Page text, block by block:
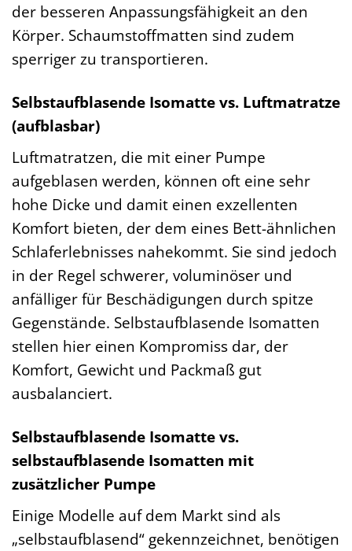
der besseren Anpassungsfähigkeit an den
Körper. Schaumstoffmatten sind zudem
sperriger zu transportieren.
Selbstaufblasende Isomatte vs. Luftmatratze
(aufblasbar)
Luftmatratzen, die mit einer Pumpe
aufgeblasen werden, können oft eine sehr
hohe Dicke und damit einen exzellenten
Komfort bieten, der dem eines Bett-ähnlichen
Schlaferlebnisses nahekommt. Sie sind jedoch
in der Regel schwerer, voluminöser und
anfälliger für Beschädigungen durch spitze
Gegenstände. Selbstaufblasende Isomatten
stellen hier einen Kompromiss dar, der
Komfort, Gewicht und Packmaß gut
ausbalanciert.
Selbstaufblasende Isomatte vs.
selbstaufblasende Isomatten mit
zusätzlicher Pumpe
Einige Modelle auf dem Markt sind als
„selbstaufblasend“ gekennzeichnet, benötigen